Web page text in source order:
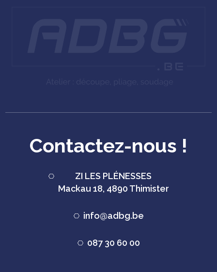
Contactez-nous !
ZI LES PLÉNESSES
Mackau 18, 4890 Thimister
info@adbg.be
087 30 60 00